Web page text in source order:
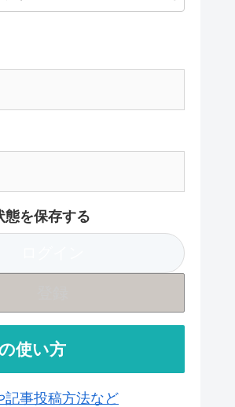
態を保存する
使い方
記事投稿方法など